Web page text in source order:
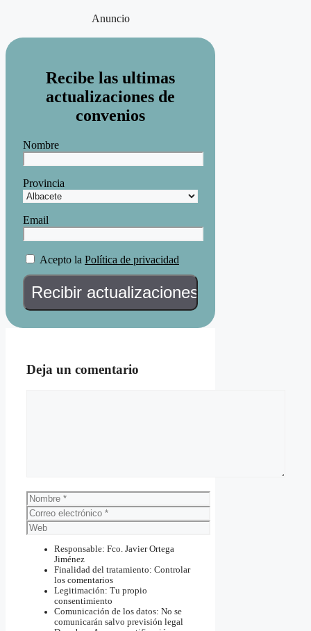
Anuncio
Recibe las ultimas
actualizaciones de
convenios
Nombre
Provincia
Email
Acepto la Política de privacidad
Deja un comentario
Nombre
Correo
electrónico
Web
Responsable: Fco. Javier Ortega
Jiménez
Finalidad del tratamiento: Controlar
los comentarios
Legitimación: Tu propio
consentimiento
Comunicación de los datos: No se
comunicarán salvo previsión legal